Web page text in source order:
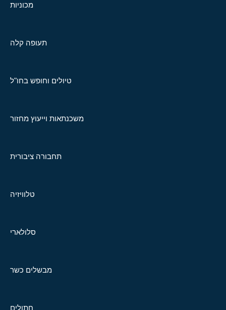
מכוניות
תעופה קלה
טיולים וחופש בחו"ל
משכנתאות וייעוץ מחזור
תחבורה ציבורית
טלוויזיה
סלולארי
מבשלים כשר
חתולים